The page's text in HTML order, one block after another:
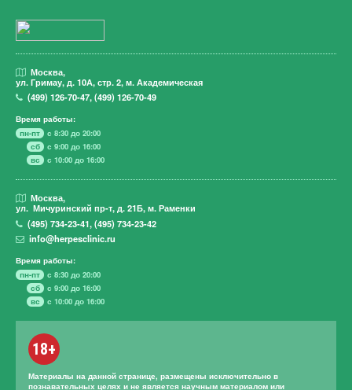
Москва,
ул. Гримау, д. 10А, стр. 2, м. Академическая
(499)126-70-47,(499)126-70-49
Время работы:
пн-пт
с 8:30 до 20:00
сб
с 9:00 до 16:00
вс
с 10:00 до 16:00
Москва,
ул. Мичуринский пр-т, д. 21Б, м. Раменки
(495)734-23-41,(495)734-23-42
info@herpesclinic.ru
Время работы:
пн-пт
с 8:30 до 20:00
сб
с 9:00 до 16:00
вс
с 10:00 до 16:00
18+
Материалы на данной странице, размещены исключительно в
познавательных целях и не является научным материалом или